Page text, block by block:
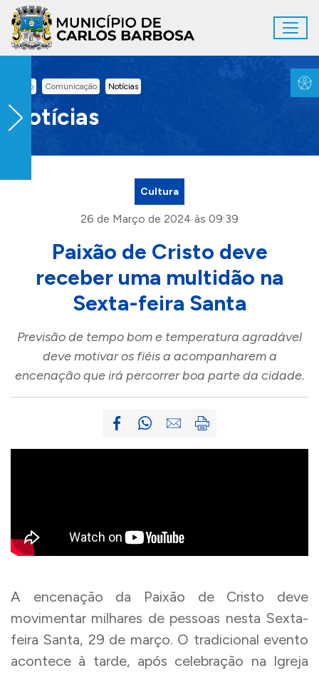
Ir para conteúdo principal
Inicio Comunicação Notícias
Notícias
Cultura
26 de Março de 2024 às 09:39
Paixão de Cristo deve
receber uma multidão na
Sexta-feira Santa
Previsão de tempo bom e temperatura agradável
deve motivar os fiéis a acompanharem a
encenação que irá percorrer boa parte da cidade.
A encenação da Paixão de Cristo deve
movimentar milhares de pessoas nesta Sexta-
feira Santa, 29 de março. O tradicional evento
acontece à tarde, após celebração na Igreja